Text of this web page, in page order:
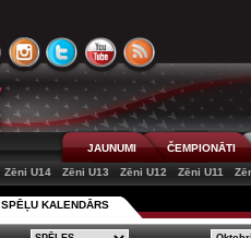
JAUNUMI
ČEMPIONĀTI
Zēni U14 Zēni U13 Zēni U12 Zēni U11
SPĒĻU KALENDĀRS